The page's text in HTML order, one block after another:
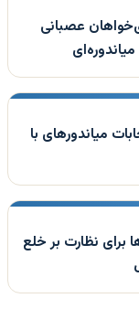
عصبانی
میاندورهای با
برای نظارت بر خلع